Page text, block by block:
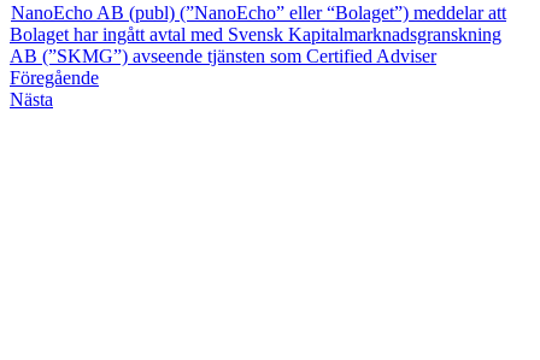
NanoEcho AB (publ) (”NanoEcho” eller “Bolaget”) meddelar att
Bolaget har ingått avtal med Svensk Kapitalmarknadsgranskning
AB (”SKMG”) avseende tjänsten som Certified Adviser
Föregående
Nästa